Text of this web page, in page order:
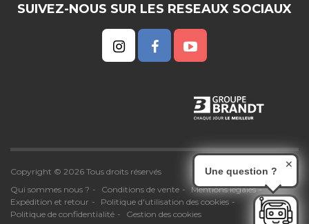
SUIVEZ-NOUS SUR LES RESEAUX SOCIAUX
Copyright © 2026 Tous droits réservés
Qui sommes nous ?
Conditions de vente
Mentions légales
Expédition et retour
Politique d'utilisation des cookies
Politique de confidentialité
Gestion des cookies
Une question ?
✕